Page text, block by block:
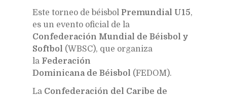
Este torneo de béisbol Premundial U15,
es un evento oficial de la
Confederación Mundial de Béisbol y
Softbol
(WBSC), que organiza
la Federación
Dominicana de Béisbol
(FEDOM).
La Confederación del Caribe de